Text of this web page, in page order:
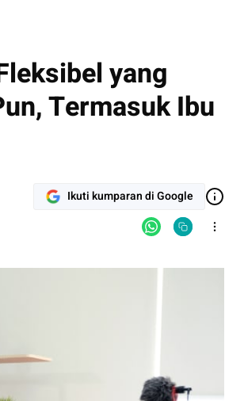
yang
Termasuk Ibu
Ikuti kumparan di Google